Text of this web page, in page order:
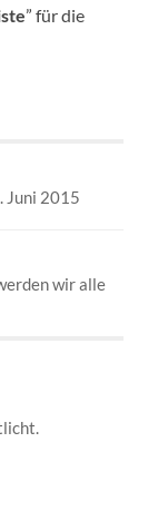
” für die
Juni 2015
wir alle